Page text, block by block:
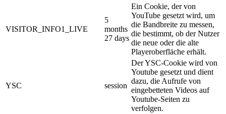
VISITOR_INFO1_LIVE
5
months
27 days
Ein Cookie, der von
YouTube gesetzt wird, um
die Bandbreite zu messen,
die bestimmt, ob der Nutzer
die neue oder die alte
Playeroberfläche erhält.
YSC session
Der YSC-Cookie wird von
Youtube gesetzt und dient
dazu, die Aufrufe von
eingebetteten Videos auf
Youtube-Seiten zu
verfolgen.